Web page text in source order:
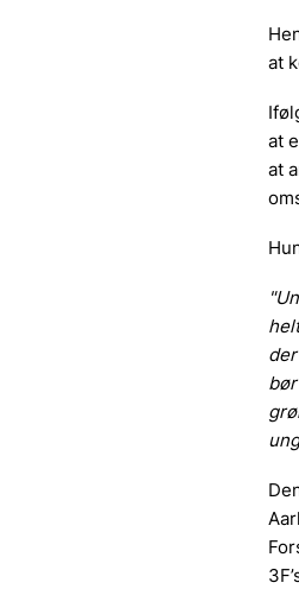
at
at
at